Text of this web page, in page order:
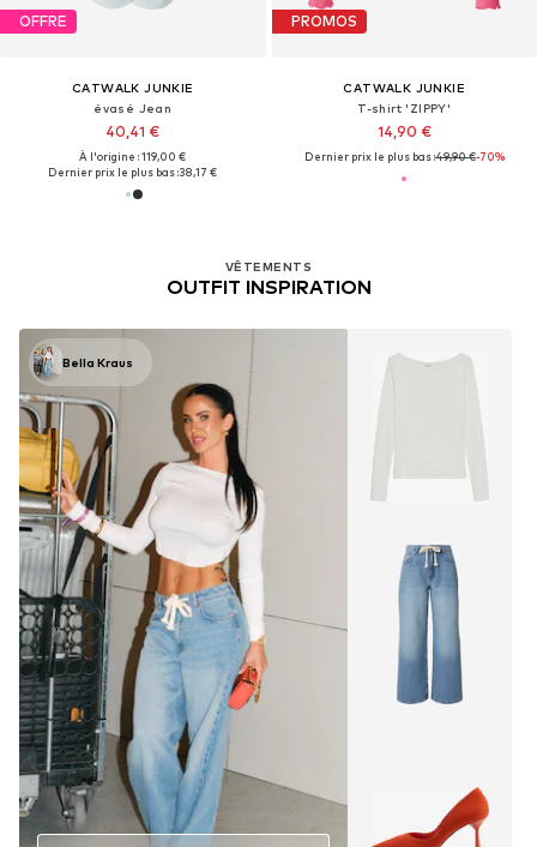
OFFRE
CATWALK JUNKIE
évasé Jean
40,41 €
À l'origine : 119,00 €
Dernier prix le plus bas :38,17 €
PROMOS
CATWALK JUNKIE
T-shirt 'ZIPPY'
14,90 €
Dernier prix le plus bas :49,90 €-70%
VÊTEMENTS
OUTFIT INSPIRATION
Bella Kraus